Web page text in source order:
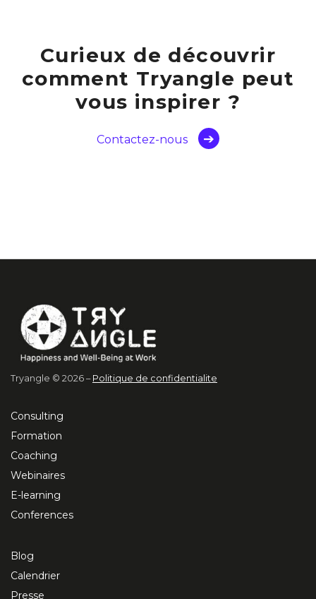
Curieux de découvrir
comment Tryangle peut
vous inspirer ?
Contactez-nous
Tryangle © 2026 – Politique de confidentialite
Consulting
Formation
Coaching
Webinaires
E-learning
Conferences
Blog
Calendrier
Presse